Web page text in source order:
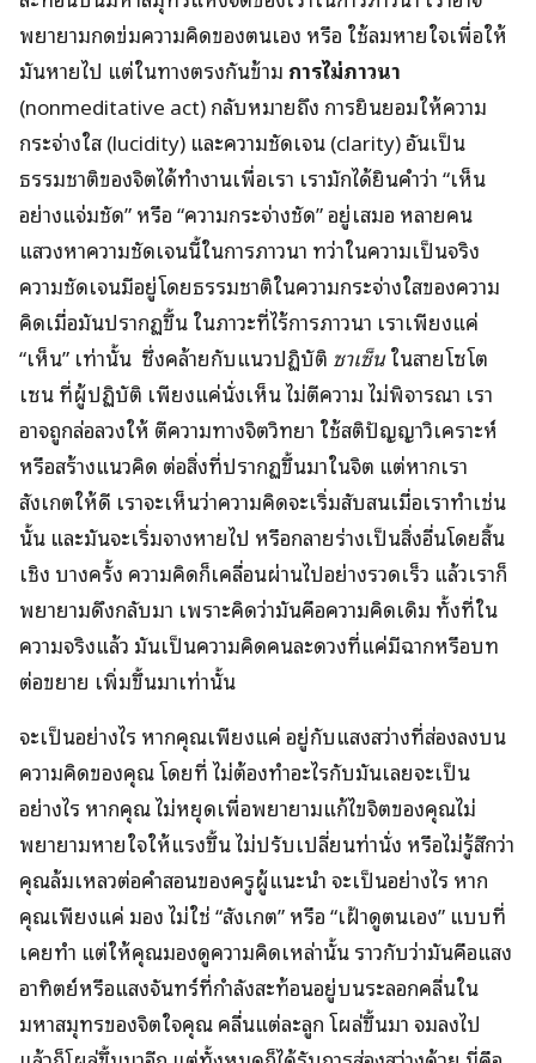
พยายามกดข่มความคิดของตนเอง หรือ ใช้ลมหายใจเพื่อให้
มันหายไป แต่ในทางตรงกันข้าม การไม่ภาวนา
(nonmeditative act) กลับหมายถึง การยินยอมให้ความ
กระจ่างใส (lucidity) และความชัดเจน (clarity) อันเป็น
ธรรมชาติของจิตได้ทำงานเพื่อเรา เรามักได้ยินคำว่า “เห็น
อย่างแจ่มชัด” หรือ “ความกระจ่างชัด” อยู่เสมอ หลายคน
แสวงหาความชัดเจนนี้ในการภาวนา ทว่าในความเป็นจริง
ความชัดเจนมีอยู่โดยธรรมชาติในความกระจ่างใสของความ
คิดเมื่อมันปรากฏขึ้น ในภาวะที่ไร้การภาวนา เราเพียงแค่
“เห็น” เท่านั้น ซึ่งคล้ายกับแนวปฏิบัติ ซาเซ็นในสายโซโต
เซน ที่ผู้ปฏิบัติ เพียงแค่นั่งเห็น ไม่ตีความ ไม่พิจารณา เรา
อาจถูกล่อลวงให้ ตีความทางจิตวิทยา ใช้สติปัญญาวิเคราะห์
หรือสร้างแนวคิด ต่อสิ่งที่ปรากฏขึ้นมาในจิต แต่หากเรา
สังเกตให้ดี เราจะเห็นว่าความคิดจะเริ่มสับสนเมื่อเราทำเช่น
นั้น และมันจะเริ่มจางหายไป หรือกลายร่างเป็นสิ่งอื่นโดยสิ้น
เชิง บางครั้ง ความคิดก็เคลื่อนผ่านไปอย่างรวดเร็ว แล้วเราก็
พยายามดึงกลับมา เพราะคิดว่ามันคือความคิดเดิม ทั้งที่ใน
ความจริงแล้ว มันเป็นความคิดคนละดวงที่แค่มีฉากหรือบท
ต่อขยาย เพิ่มขึ้นมาเท่านั้น
จะเป็นอย่างไร หากคุณเพียงแค่ อยู่กับแสงสว่างที่ส่องลงบน
ความคิดของคุณ โดยที่ ไม่ต้องทำอะไรกับมันเลยจะเป็น
อย่างไร หากคุณ ไม่หยุดเพื่อพยายามแก้ไขจิตของคุณไม่
พยายามหายใจให้แรงขึ้น ไม่ปรับเปลี่ยนท่านั่ง หรือไม่รู้สึกว่า
คุณล้มเหลวต่อคำสอนของครูผู้แนะนำ จะเป็นอย่างไร หาก
คุณเพียงแค่ มอง ไม่ใช่ “สังเกต” หรือ “เฝ้าดูตนเอง” แบบที่
เคยทำ แต่ให้คุณมองดูความคิดเหล่านั้น ราวกับว่ามันคือแสง
อาทิตย์หรือแสงจันทร์ที่กำลังสะท้อนอยู่บนระลอกคลื่นใน
มหาสมุทรของจิตใจคุณ คลื่นแต่ละลูก โผล่ขึ้นมา จมลงไป